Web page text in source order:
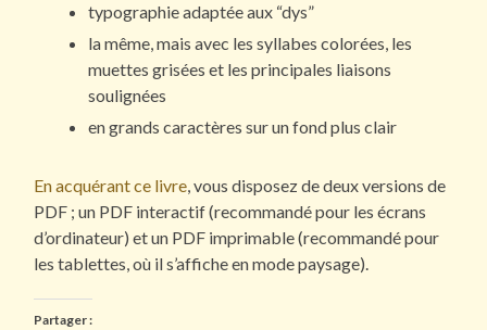
typographie adaptée aux “dys”
la même, mais avec les syllabes colorées, les
muettes grisées et les principales liaisons
soulignées
en grands caractères sur un fond plus clair
En acquérant ce livre, vous disposez de deux versions de
PDF ; un PDF interactif (recommandé pour les écrans
d’ordinateur) et un PDF imprimable (recommandé pour
les tablettes, où il s’affiche en mode paysage).
Partager :